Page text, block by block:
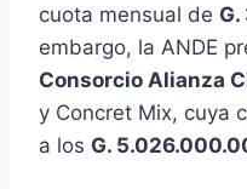
cuota mensual de
embargo, la ANDE
Consorcio Alianza
y Concret Mix, cuya
a los G.